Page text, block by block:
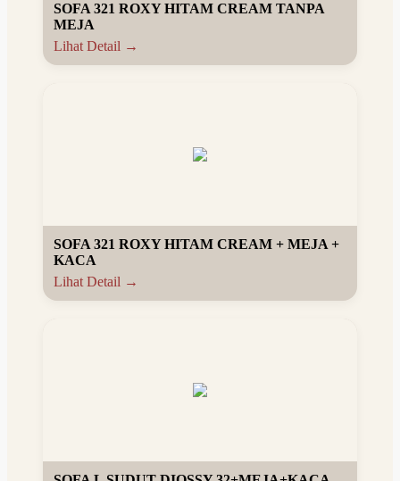
SOFA 321 ROXY HITAM CREAM TANPA
MEJA
Lihat Detail →
SOFA 321 ROXY HITAM CREAM + MEJA +
KACA
Lihat Detail →